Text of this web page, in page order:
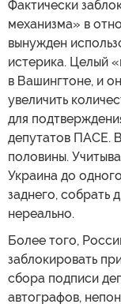
Фактически
механизма» в
вынужден
истерика. Целый
в Вашингтоне, и
увеличить
для
депутатов ПАСЕ.
половины.
Украина до
заднего, собрать
нереально.
Более того,
заблокировать
сбора подписи
автографов,